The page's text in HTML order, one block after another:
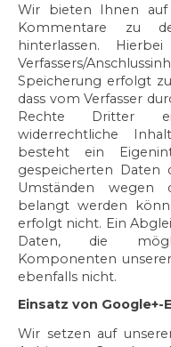
Wir bieten Ihnen auf
Kommentare zu
hinterlassen.
Verfassers/
Speicherung erfolgt
dass vom Verfasser
Rechte Dritter
widerrechtliche
besteht ein
gespeicherten Daten
Umständen wegen
belangt werden
erfolgt nicht. Ein
Daten, die
Komponenten
ebenfalls nicht.
Einsatz von
Wir setzen auf